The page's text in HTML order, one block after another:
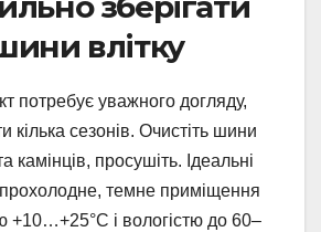
влітку
потребує уважного догляду,
кілька сезонів. Очистіть шини
камінців, просушіть. Ідеальні
темне приміщення
+10…+25°C і вологістю до 60–